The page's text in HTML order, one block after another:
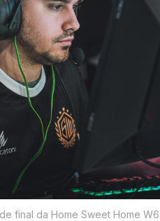
final da Home Sweet Home